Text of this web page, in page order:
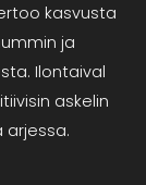
kasvusta
ja
Ilontaival
askelin